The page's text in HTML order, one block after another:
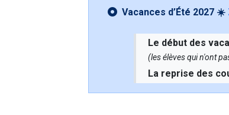
Vacances d’Été 2027 ☀️
Le début des
(les élèves qui n'ont
La reprise des